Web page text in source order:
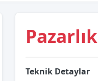
Pazarlık
Teknik Detaylar